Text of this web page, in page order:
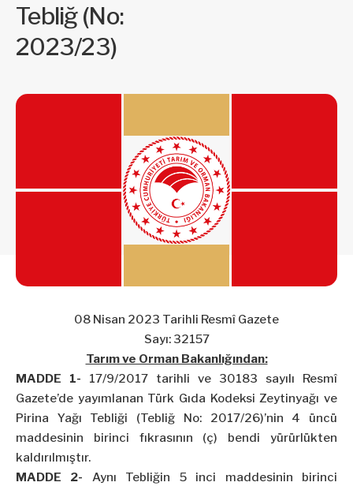
Tebliğ (No:
2023/23)
08 Nisan 2023 Tarihli Resmî Gazete
Sayı: 32157
Tarım ve Orman Bakanlığından:
MADDE 1- 17/9/2017 tarihli ve 30183 sayılı Resmî
Gazete’de yayımlanan Türk Gıda Kodeksi Zeytinyağı ve
Pirina Yağı Tebliği (Tebliğ No: 2017/26)’nin 4 üncü
maddesinin birinci fıkrasının (ç) bendi yürürlükten
kaldırılmıştır.
MADDE 2- Aynı Tebliğin 5 inci maddesinin birinci